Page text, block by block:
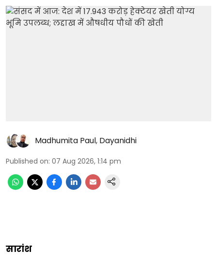
Madhumita Paul, Dayanidhi
Published on: 07 Aug 2026, 1:14 pm
सारांश